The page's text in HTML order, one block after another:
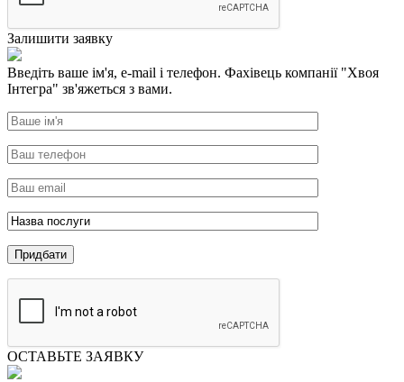
Залишити заявку
Введіть ваше ім'я, e-mail і телефон. Фахівець компанії "Хвоя
Інтегра" зв'яжеться з вами.
ОСТАВЬТЕ ЗАЯВКУ